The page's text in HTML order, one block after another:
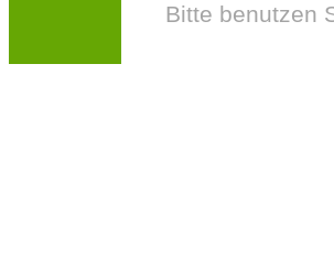
Bitte benutzen